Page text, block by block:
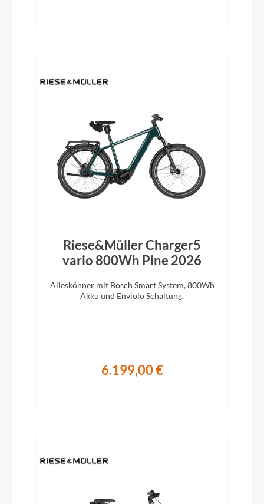
Riese&Müller Charger5
vario 800Wh Pine 2026
Alleskönner mit Bosch Smart System, 800Wh
Akku und Enviolo Schaltung.
6.199,00 €